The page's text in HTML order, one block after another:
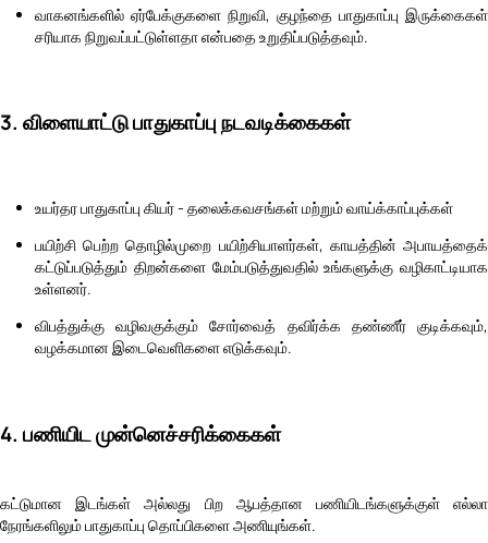
வாகனங்களில் ஏர்பேக்குகளை நிறுவி, குழந்தை பாதுகாப்பு இருக்கைகள்
சரியாக நிறுவப்பட்டுள்ளதா என்பதை உறுதிப்படுத்தவும்.
3. விளையாட்டு பாதுகாப்பு நடவடிக்கைகள்
உயர்தர பாதுகாப்பு கியர் - தலைக்கவசங்கள் மற்றும் வாய்க்காப்புக்கள்
பயிற்சி பெற்ற தொழில்முறை பயிற்சியாளர்கள், காயத்தின் அபாயத்தைக்
கட்டுப்படுத்தும் திறன்களை மேம்படுத்துவதில் உங்களுக்கு வழிகாட்டியாக
உள்ளனர்.
விபத்துக்கு வழிவகுக்கும் சோர்வைத் தவிர்க்க தண்ணீர் குடிக்கவும்,
வழக்கமான இடைவெளிகளை எடுக்கவும்.
4. பணியிட முன்னெச்சரிக்கைகள்
கட்டுமான இடங்கள் அல்லது பிற ஆபத்தான பணியிடங்களுக்குள் எல்லா
நேரங்களிலும் பாதுகாப்பு தொப்பிகளை அணியுங்கள்.